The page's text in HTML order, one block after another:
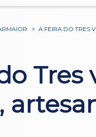
> A FEIRA DO TRES